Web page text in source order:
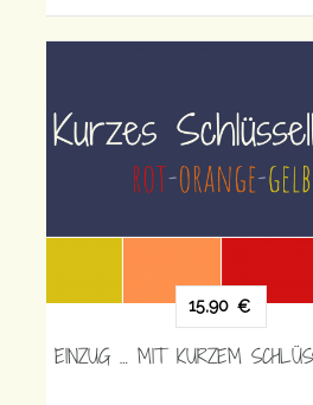
15,90€
EINZUG … MIT KURZEM